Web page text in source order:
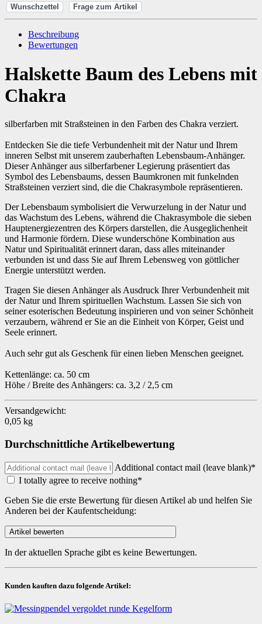
Wunschzettel Frage zum Artikel
Beschreibung
Bewertungen
Halskette Baum des Lebens mit
Chakra
silberfarben mit Straßsteinen in den Farben des Chakra verziert.
Entdecken Sie die tiefe Verbundenheit mit der Natur und Ihrem
inneren Selbst mit unserem zauberhaften Lebensbaum-Anhänger.
Dieser Anhänger aus silberfarbener Legierung präsentiert das
Symbol des Lebensbaums, dessen Baumkronen mit funkelnden
Straßsteinen verziert sind, die die Chakrasymbole repräsentieren.
Der Lebensbaum symbolisiert die Verwurzelung in der Natur und
das Wachstum des Lebens, während die Chakrasymbole die sieben
Hauptenergiezentren des Körpers darstellen, die Ausgeglichenheit
und Harmonie fördern. Diese wunderschöne Kombination aus
Natur und Spiritualität erinnert daran, dass alles miteinander
verbunden ist und dass Sie auf Ihrem Lebensweg von göttlicher
Energie unterstützt werden.
Tragen Sie diesen Anhänger als Ausdruck Ihrer Verbundenheit mit
der Natur und Ihrem spirituellen Wachstum. Lassen Sie sich von
seiner esoterischen Bedeutung inspirieren und von seiner Schönheit
verzaubern, während er Sie an die Einheit von Körper, Geist und
Seele erinnert.
Auch sehr gut als Geschenk für einen lieben Menschen geeignet.
Kettenlänge: ca. 50 cm
Höhe / Breite des Anhängers: ca. 3,2 / 2,5 cm
Versandgewicht:
0,05 kg
Durchschnittliche Artikelbewertung
Additional contact mail (leave blank)*
I totally agree to receive nothing*
Geben Sie die erste Bewertung für diesen Artikel ab und helfen Sie
Anderen bei der Kaufentscheidung:
In der aktuellen Sprache gibt es keine Bewertungen.
Kunden kauften dazu folgende Artikel: